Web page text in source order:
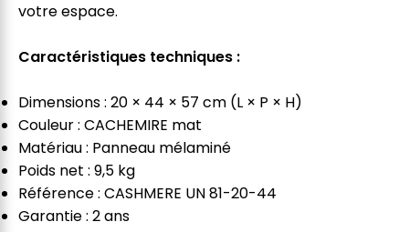
votre espace.
Caractéristiques techniques :
Dimensions : 20 × 44 × 57 cm (L × P × H)
Couleur : CACHEMIRE mat
Matériau : Panneau mélaminé
Poids net : 9,5 kg
Référence : CASHMERE UN 81-20-44
Garantie : 2 ans